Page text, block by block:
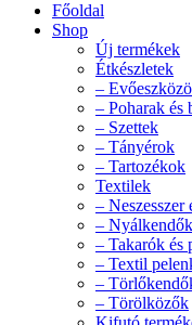
Főoldal
Shop
Új termékek
Étkészletek
–
– Poharak és
– Szettek
– Tányérok
– Tartozékok
Textilek
– Neszesszer
– Nyálkendők
– Takarók és
– Textil
–
– Törölközők